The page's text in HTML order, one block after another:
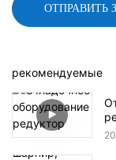
ОТПРАВИТЬ
рекомендуемые